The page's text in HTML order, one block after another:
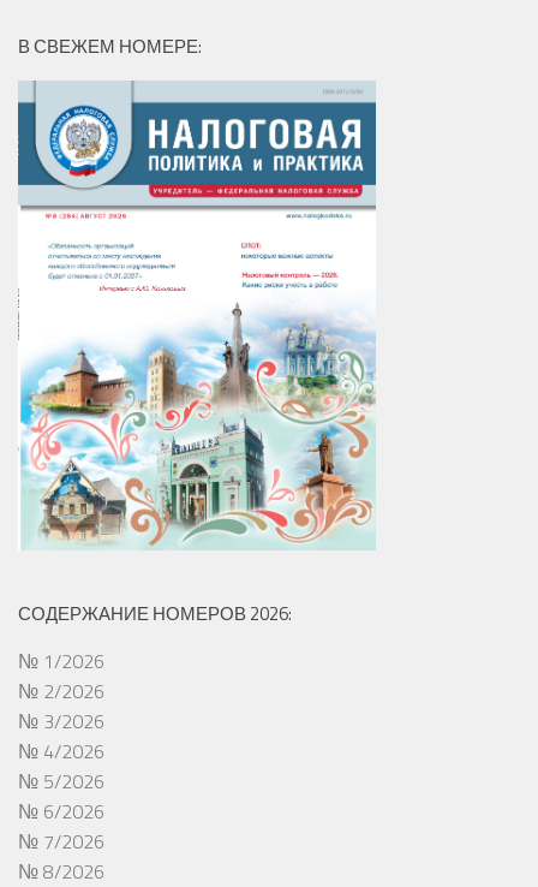
В СВЕЖЕМ НОМЕРЕ:
СОДЕРЖАНИЕ НОМЕРОВ 2026:
№ 1/2026
№ 2/2026
№ 3/2026
№ 4/2026
№ 5/2026
№ 6/2026
№ 7/2026
№ 8/2026